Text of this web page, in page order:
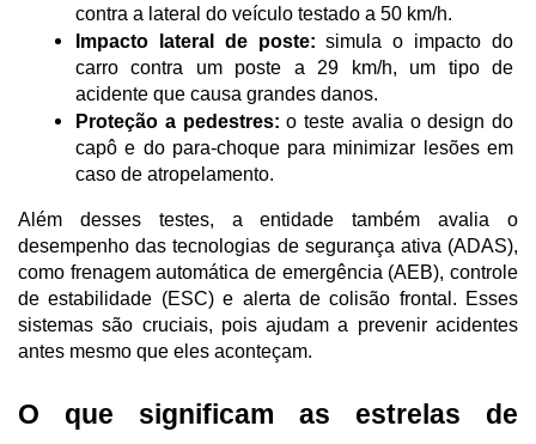
contra a lateral do veículo testado a 50 km/h.
Impacto lateral de poste: simula o impacto do
carro contra um poste a 29 km/h, um tipo de
acidente que causa grandes danos.
Proteção a pedestres: o teste avalia o design do
capô e do para-choque para minimizar lesões em
caso de atropelamento.
Além desses testes, a entidade também avalia o
desempenho das tecnologias de segurança ativa (ADAS),
como frenagem automática de emergência (AEB), controle
de estabilidade (ESC) e alerta de colisão frontal. Esses
sistemas são cruciais, pois ajudam a prevenir acidentes
antes mesmo que eles aconteçam.
O que significam as estrelas de